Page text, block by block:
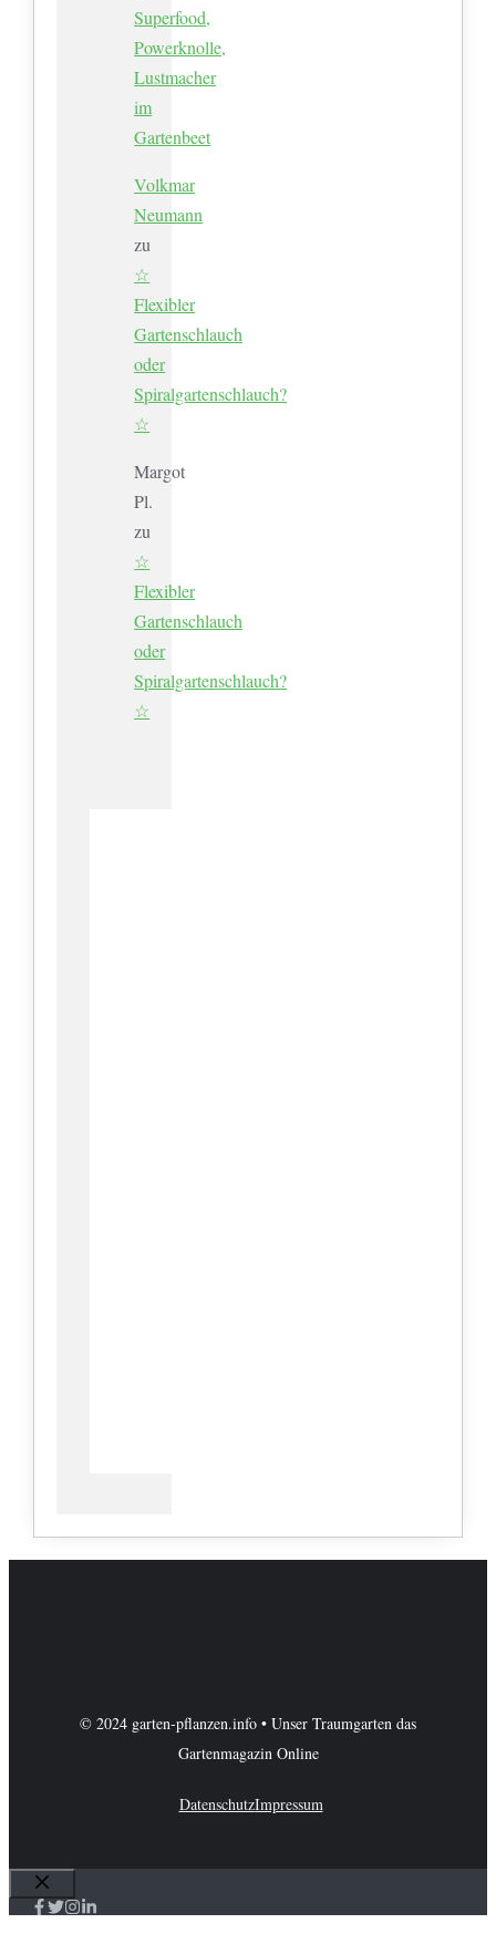
Superfood,
Powerknolle,
Lustmacher
im
Gartenbeet
Volkmar
Neumann
zu
☆
Flexibler
Gartenschlauch
oder
Spiralgartenschlauch?
☆
Margot
Pl.
zu
☆
Flexibler
Gartenschlauch
oder
Spiralgartenschlauch?
☆
© 2024 garten-pflanzen.info • Unser Traumgarten das
Gartenmagazin Online
DatenschutzImpressum
Schließen